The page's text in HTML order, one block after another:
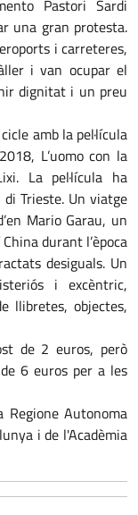
Pastori Sardi
una gran protesta.
i carreteres,
i van ocupar el
dignitat i un preu
amb la pel·lícula
L’uomo con la
La pel·lícula ha
Trieste. Un viatge
Mario Garau, un
durant l’època
desiguals. Un
i excèntric,
llibretes, objectes,
de 2 euros, però
6 euros per a les
Autonoma
i de l'Acadèmia